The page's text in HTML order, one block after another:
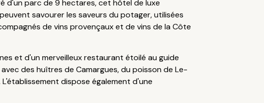
d'un parc de 9 hectares, cet hôtel de luxe
savourer les saveurs du potager, utilisées
de vins provençaux et de vins de la Côte
et d'un merveilleux restaurant étoilé au guide
des huîtres de Camargues, du poisson de Le-
dispose également d'une